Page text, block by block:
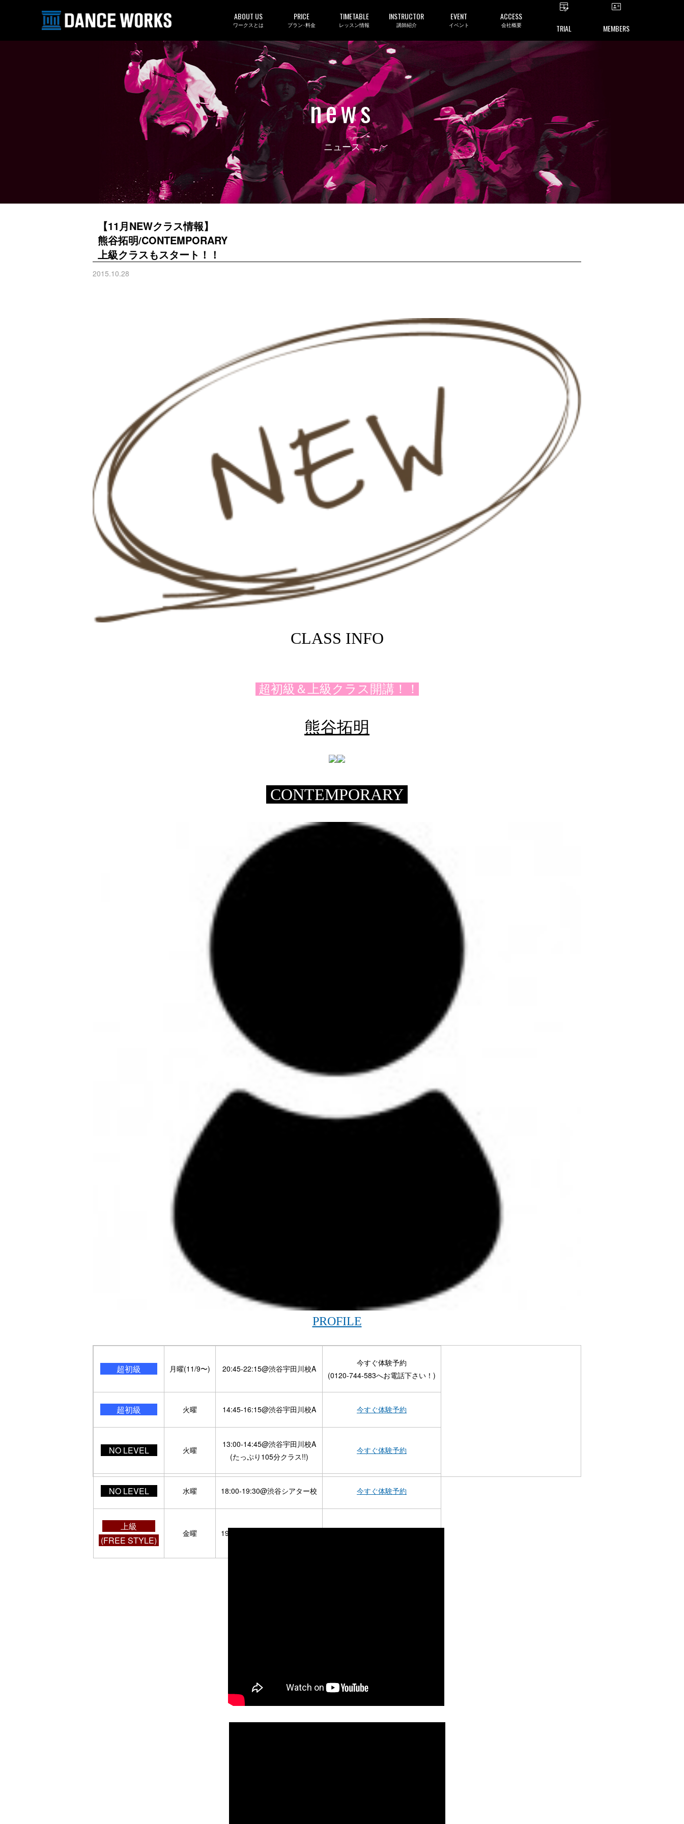
ABOUT US
ワークスとは
PRICE
プラン･料金
TIMETABLE
レッスン情報
INSTRUCTOR
講師紹介
EVENT
イベント
ACCESS
会社概要 TRIAL MEMBERS
news
ニュース
【11月NEWクラス情報】
熊谷拓明/CONTEMPORARY
上級クラスもスタート！！
2015.10.28
CLASS INFO
超初級＆上級クラス開講！！
熊谷拓明
CONTEMPORARY
PROFILE
超初級 月曜(11/9〜) 20:45-22:15@渋谷宇田川校A
今すぐ体験予約
(0120-744-583へお電話下さい！)
超初級 火曜 14:45-16:15@渋谷宇田川校A 今すぐ体験予約
NO LEVEL 火曜
13:00-14:45@渋谷宇田川校A
(たっぷり105分クラス!!)
今すぐ体験予約
NO LEVEL 水曜 18:00-19:30@渋谷シアター校 今すぐ体験予約
上級
(FREE STYLE)
金曜 19:10-20:40@渋谷シアター校